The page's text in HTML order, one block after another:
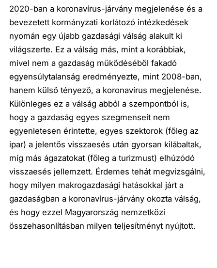
2020-ban a koronavírus-járvány megjelenése és a
bevezetett kormányzati korlátozó intézkedések
nyomán egy újabb gazdasági válság alakult ki
világszerte. Ez a válság más, mint a korábbiak,
mivel nem a gazdaság működéséből fakadó
egyensúlytalanság eredményezte, mint 2008-ban,
hanem külső tényező, a koronavírus megjelenése.
Különleges ez a válság abból a szempontból is,
hogy a gazdaság egyes szegmenseit nem
egyenletesen érintette, egyes szektorok (főleg az
ipar) a jelentős visszaesés után gyorsan kilábaltak,
míg más ágazatokat (főleg a turizmust) elhúzódó
visszaesés jellemzett. Érdemes tehát megvizsgálni,
hogy milyen makrogazdasági hatásokkal járt a
gazdaságban a koronavírus-járvány okozta válság,
és hogy ezzel Magyarország nemzetközi
összehasonlításban milyen teljesítményt nyújtott.